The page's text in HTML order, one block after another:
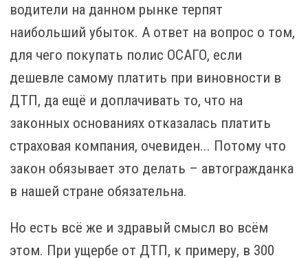
водители на данном рынке терпят
наибольший убыток. А ответ на вопрос о том,
для чего покупать полис ОСАГО, если
дешевле самому платить при виновности в
ДТП, да ещё и доплачивать то, что на
законных основаниях отказалась платить
страховая компания, очевиден... Потому что
закон обязывает это делать – автогражданка
в нашей стране обязательна.
Но есть всё же и здравый смысл во всём
этом. При ущербе от ДТП, к примеру, в 300